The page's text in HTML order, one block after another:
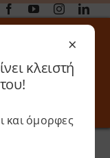
Toggle
CR-6 SE
×
κλειστή
και όμορφες